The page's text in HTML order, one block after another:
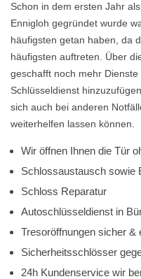
Schon in dem ersten Jahr
Ennigloh gegründet wurde
häufigsten getan haben, da
häufigsten auftreten. Über
geschafft noch mehr
Schlüsseldienst
sich auch bei anderen
weiterhelfen lassen können.
Wir öffnen Ihnen die Tür
Schlossaustausch sowie
Schloss Reparatur
Autoschlüsseldienst in
Tresoröffnungen sicher &
Sicherheitsschlösser
24h Kundenservice wir